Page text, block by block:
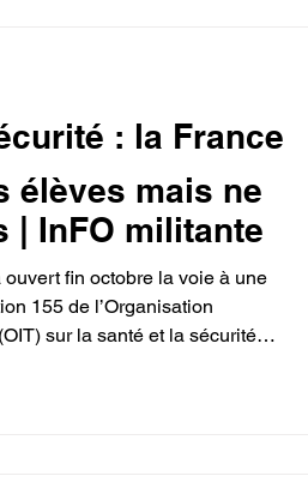
PUBLIQUE 2022
: la France
élèves mais ne
| InFO militante
ouvert fin octobre la voie à une
155 de l’Organisation
sécurité